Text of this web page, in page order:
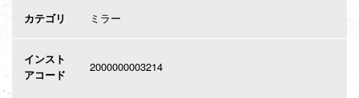
カテゴリ ミラー
インスト
アコード
2000000003214